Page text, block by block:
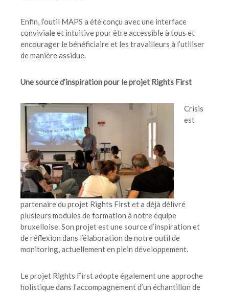
Enfin, l’outil MAPS a été conçu avec une interface
conviviale et intuitive pour être accessible à tous et
encourager le bénéficiaire et les travailleurs à l’utiliser
de manière assidue.
Une source d’inspiration pour le projet Rights First
Crisis
est
partenaire du projet Rights First et a déjà délivré
plusieurs modules de formation à notre équipe
bruxelloise. Son projet est une source d’inspiration et
de réflexion dans l’élaboration de notre outil de
monitoring, actuellement en plein développement.
Le projet Rights First adopte également une approche
holistique dans l’accompagnement d’un échantillon de